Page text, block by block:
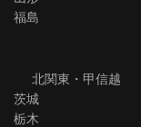
福島
北関東・甲信越
茨城
栃木